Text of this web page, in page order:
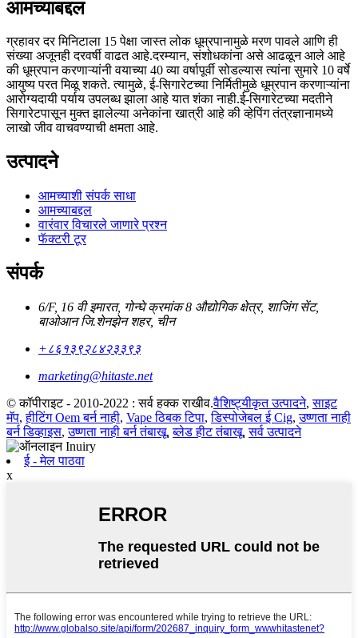
आमच्याबद्दल
ग्रहावर दर मिनिटाला 15 पेक्षा जास्त लोक धूम्रपानामुळे मरण पावले आणि ही
संख्या अजूनही दरवर्षी वाढत आहे.दरम्यान, संशोधकांना असे आढळून आले आहे
की धूम्रपान करणाऱ्यांनी वयाच्या 40 व्या वर्षापूर्वी सोडल्यास त्यांना सुमारे 10 वर्षे
आयुष्य परत मिळू शकते. त्यामुळे, ई-सिगारेटच्या निर्मितीमुळे धूम्रपान करणाऱ्यांना
आरोग्यदायी पर्याय उपलब्ध झाला आहे यात शंका नाही.ई-सिगारेटच्या मदतीने
सिगारेटपासून मुक्त झालेल्या अनेकांना खात्री आहे की व्हेपिंग तंत्रज्ञानामध्ये
लाखो जीव वाचवण्याची क्षमता आहे.
उत्पादने
आमच्याशी संपर्क साधा
आमच्याबद्दल
वारंवार विचारले जाणारे प्रश्न
फॅक्टरी टूर
संपर्क
6/F, 16 वी इमारत, गोन्घे क्रमांक 8 औद्योगिक क्षेत्र, शाजिंग सेंट,
बाओआन जि.शेनझेन शहर, चीन
+८६१३९२८४२३३९३
marketing@hitaste.net
© कॉपीराइट - 2010-2022 : सर्व हक्क राखीव.वैशिष्ट्यीकृत उत्पादने,साइट
मॅप,हीटिंग Oem बर्न नाही, Vape ठिबक टिपा,डिस्पोजेबल ई Cig,उष्णता नाही
बर्न डिव्हाइस,उष्णता नाही बर्न तंबाखू,ब्लेड हीट तंबाखू,सर्व उत्पादने
ई - मेल पाठवा
x